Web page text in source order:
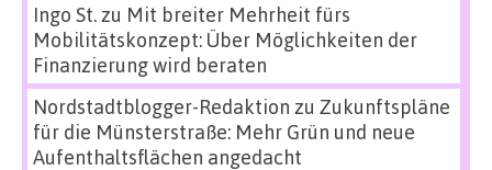
Ingo St.zu Mit breiter Mehrheit fürs
Mobilitätskonzept: Über Möglichkeiten der
Finanzierung wird beraten
Nordstadtblogger-Redaktion zu Zukunftspläne
für die Münsterstraße: Mehr Grün und neue
Aufenthaltsflächen angedacht